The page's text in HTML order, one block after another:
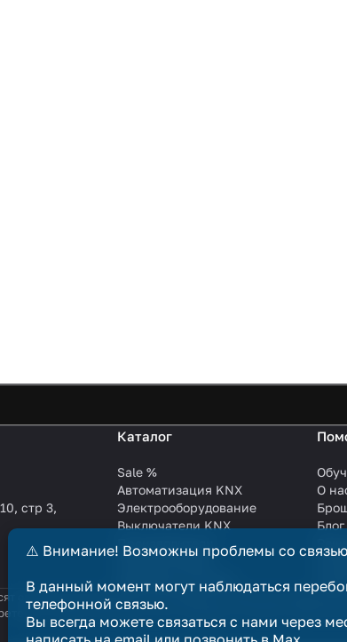
стр 3,
Каталог
Sale %
Автоматизация KNX
Электрооборудование
Выключатели KNX
Производители
KNX EIB кабели
Зарядные станции
О
Блог
справочный характер и не являются публичной
товара. Договор купли-продажи считается
⚠️ Внимание! Возможны проблемы со связью
В данный момент могут наблюдаться
телефонной связью.
Вы всегда можете связаться с нами через